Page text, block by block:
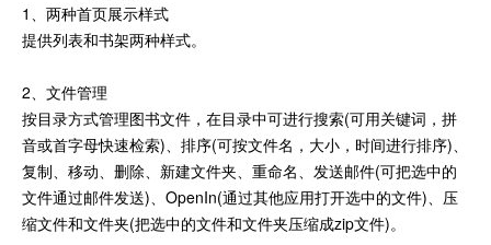
1、两种首页展示样式
提供列表和书架两种样式。
2、文件管理
按目录方式管理图书文件，在目录中可进行搜索(可用关键词，拼
音或首字母快速检索)、排序(可按文件名，大小，时间进行排序)、
复制、移动、删除、新建文件夹、重命名、发送邮件(可把选中的
文件通过邮件发送)、OpenIn(通过其他应用打开选中的文件)、压
缩文件和文件夹(把选中的文件和文件夹压缩成zip文件)。